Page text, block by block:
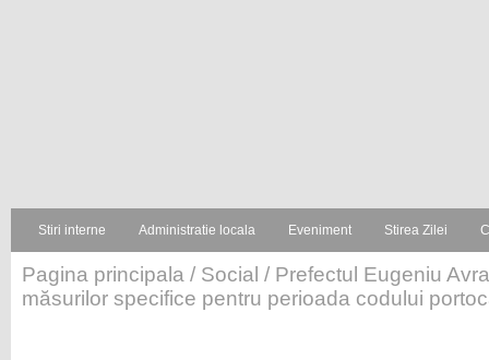
Stiri interne Administratie locala Eveniment Stirea Zilei
Pagina principala / Social / Prefectul Eugeniu
măsurilor specifice pentru perioada codului